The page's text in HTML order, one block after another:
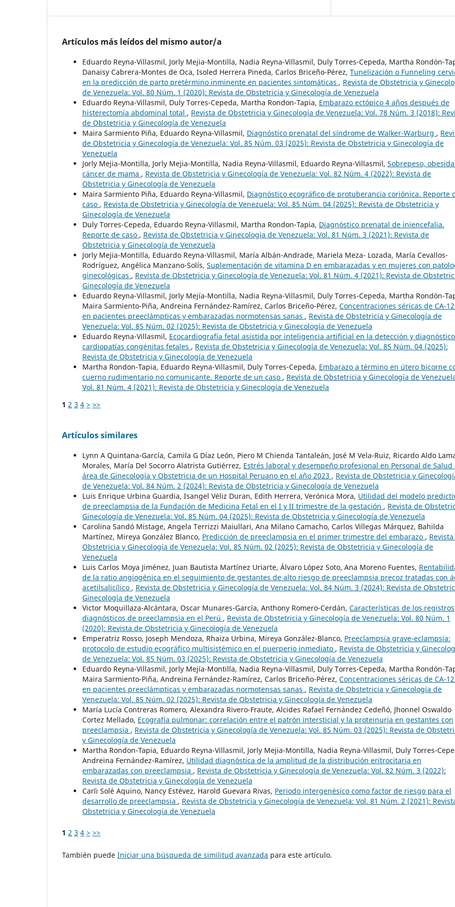
Artículos más leídos del mismo autor/a
Eduardo Reyna-Villasmil, Jorly Mejia-Montilla, Nadia Reyna-Villasmil, Duly Torres-Cepeda, Martha Rondón-
Danaisy Cabrera-Montes de Oca, Isoled Herrera Pineda, Carlos Briceño-Pérez, Tunelización o Funneling
en la predicción de parto pretérmino inminente en pacientes sintomáticas , Revista de Obstetricia y
de Venezuela: Vol. 80 Núm. 1 (2020): Revista de Obstetricia y Ginecología de Venezuela
Eduardo Reyna-Villasmil, Duly Torres-Cepeda, Martha Rondon-Tapia, Embarazo ectópico 4 años después de
histerectomía abdominal total , Revista de Obstetricia y Ginecología de Venezuela: Vol. 78 Núm. 3 (2018):
de Obstetricia y Ginecología de Venezuela
Maira Sarmiento Piña, Eduardo Reyna-Villasmil, Diagnóstico prenatal del síndrome de Walker-Warburg ,
de Obstetricia y Ginecología de Venezuela: Vol. 85 Núm. 03 (2025): Revista de Obstetricia y Ginecología de
Venezuela
Jorly Mejia-Montilla, Jorly Mejia-Montilla, Nadia Reyna-Villasmil, Eduardo Reyna-Villasmil, Sobrepeso,
cáncer de mama , Revista de Obstetricia y Ginecología de Venezuela: Vol. 82 Núm. 4 (2022): Revista de
Obstetricia y Ginecología de Venezuela
Maira Sarmiento Piña, Eduardo Reyna-Villasmil, Diagnóstico ecográfico de protuberancia coriónica. Reporte
caso , Revista de Obstetricia y Ginecología de Venezuela: Vol. 85 Núm. 04 (2025): Revista de Obstetricia y
Ginecología de Venezuela
Duly Torres-Cepeda, Eduardo Reyna-Villasmil, Martha Rondon-Tapia, Diagnóstico prenatal de iniencefalia.
Reporte de caso , Revista de Obstetricia y Ginecología de Venezuela: Vol. 81 Núm. 3 (2021): Revista de
Obstetricia y Ginecología de Venezuela
Jorly Mejia-Montilla, Eduardo Reyna-Villasmil, María Albán-Andrade, Mariela Meza- Lozada, María Cevallos-
Rodríguez, Angélica Manzano-Solís, Suplementación de vitamina D en embarazadas y en mujeres con
ginecológicas , Revista de Obstetricia y Ginecología de Venezuela: Vol. 81 Núm. 4 (2021): Revista de
Ginecología de Venezuela
Eduardo Reyna-Villasmil, Jorly Mejía-Montilla, Nadia Reyna-Villasmil, Duly Torres-Cepeda, Martha Rondón-
Maira Sarmiento-Piña, Andreina Fernández-Ramírez, Carlos Briceño-Pérez, Concentraciones séricas de CA-
en pacientes preeclámpticas y embarazadas normotensas sanas , Revista de Obstetricia y Ginecología de
Venezuela: Vol. 85 Núm. 02 (2025): Revista de Obstetricia y Ginecología de Venezuela
Eduardo Reyna-Villasmil, Ecocardiografía fetal asistida por inteligencia artificial en la detección y
cardiopatías congénitas fetales , Revista de Obstetricia y Ginecología de Venezuela: Vol. 85 Núm. 04 (2025):
Revista de Obstetricia y Ginecología de Venezuela
Martha Rondon-Tapia, Eduardo Reyna-Villasmil, Duly Torres-Cepeda, Embarazo a término en útero bicorne
cuerno rudimentario no comunicante. Reporte de un caso , Revista de Obstetricia y Ginecología de
Vol. 81 Núm. 4 (2021): Revista de Obstetricia y Ginecología de Venezuela
1 2 3 4 > >>
Artículos similares
Lynn A Quintana-García, Camila G Díaz León, Piero M Chienda Tantaleán, José M Vela-Ruiz, Ricardo Aldo
Morales, María Del Socorro Alatrista Gutiérrez, Estrés laboral y desempeño profesional en Personal de Salud
área de Ginecología y Obstetricia de un Hospital Peruano en el año 2023 , Revista de Obstetricia y
de Venezuela: Vol. 84 Núm. 2 (2024): Revista de Obstetricia y Ginecología de Venezuela
Luis Enrique Urbina Guardia, Isangel Véliz Duran, Edith Herrera, Verónica Mora, Utilidad del modelo
de preeclampsia de la Fundación de Medicina Fetal en el I y II trimestre de la gestación , Revista de
Ginecología de Venezuela: Vol. 85 Núm. 04 (2025): Revista de Obstetricia y Ginecología de Venezuela
Carolina Sandó Mistage, Angela Terrizzi Maiullari, Ana Milano Camacho, Carlos Villegas Márquez, Bahilda
Martínez, Mireya González Blanco, Predicción de preeclampsia en el primer trimestre del embarazo ,
Obstetricia y Ginecología de Venezuela: Vol. 85 Núm. 02 (2025): Revista de Obstetricia y Ginecología de
Venezuela
Luis Carlos Moya Jiménez, Juan Bautista Martínez Uriarte, Álvaro López Soto, Ana Moreno Fuentes,
de la ratio angiogénica en el seguimiento de gestantes de alto riesgo de preeclampsia precoz tratadas con
acetilsalicílico , Revista de Obstetricia y Ginecología de Venezuela: Vol. 84 Núm. 3 (2024): Revista de
Ginecología de Venezuela
Victor Moquillaza-Alcántara, Oscar Munares-García, Anthony Romero-Cerdán, Características de los registros
diagnósticos de preeclampsia en el Perú , Revista de Obstetricia y Ginecología de Venezuela: Vol. 80 Núm. 1
(2020): Revista de Obstetricia y Ginecología de Venezuela
Emperatriz Rosso, Joseph Mendoza, Rhaiza Urbina, Mireya González-Blanco, Preeclampsia grave-eclampsia:
protocolo de estudio ecográfico multisistémico en el puerperio inmediato , Revista de Obstetricia y
de Venezuela: Vol. 85 Núm. 03 (2025): Revista de Obstetricia y Ginecología de Venezuela
Eduardo Reyna-Villasmil, Jorly Mejía-Montilla, Nadia Reyna-Villasmil, Duly Torres-Cepeda, Martha Rondón-
Maira Sarmiento-Piña, Andreina Fernández-Ramírez, Carlos Briceño-Pérez, Concentraciones séricas de CA-
en pacientes preeclámpticas y embarazadas normotensas sanas , Revista de Obstetricia y Ginecología de
Venezuela: Vol. 85 Núm. 02 (2025): Revista de Obstetricia y Ginecología de Venezuela
María Lucía Contreras Romero, Alexandra Rivero-Fraute, Alcides Rafael Fernández Cedeñó, Jhonnel Oswaldo
Cortez Mellado, Ecografía pulmonar: correlación entre el patrón intersticial y la proteinuria en gestantes con
preeclampsia , Revista de Obstetricia y Ginecología de Venezuela: Vol. 85 Núm. 03 (2025): Revista de
y Ginecología de Venezuela
Martha Rondon-Tapia, Eduardo Reyna-Villasmil, Jorly Mejia-Montilla, Nadia Reyna-Villasmil, Duly Torres-
Andreina Fernández-Ramírez, Utilidad diagnóstica de la amplitud de la distribución eritrocitaria en
embarazadas con preeclampsia , Revista de Obstetricia y Ginecología de Venezuela: Vol. 82 Núm. 3 (2022):
Revista de Obstetricia y Ginecología de Venezuela
Carli Solé Aquino, Nancy Estévez, Harold Guevara Rivas, Periodo intergenésico como factor de riesgo para el
desarrollo de preeclampsia , Revista de Obstetricia y Ginecología de Venezuela: Vol. 81 Núm. 2 (2021):
Obstetricia y Ginecología de Venezuela
1 2 3 4 > >>
También puede Iniciar una búsqueda de similitud avanzada para este artículo.